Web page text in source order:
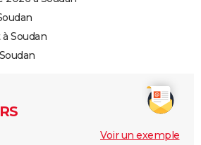
Soudan
Voir un exemple